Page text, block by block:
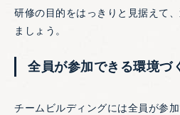
研修の目的をはっきりと見据えて
ましょう。
全員が参加できる環境づ
チームビルディングには全員が参